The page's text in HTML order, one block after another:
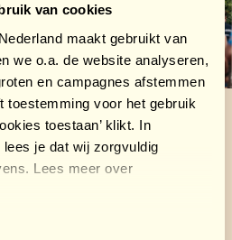
van cookies
maakt gebruikt van
we o.a. de website analyseren,
en campagnes afstemmen
toestemming voor het gebruik
toestaan’ klikt. In
lees je dat wij zorgvuldig
Lees meer over
peloton te sponsoren, zorg je
kinderen hun
Dank voor jouw donatie!